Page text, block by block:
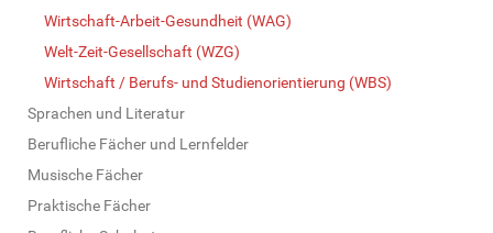
Wirtschaft-Arbeit-Gesundheit (WAG)
Welt-Zeit-Gesellschaft (WZG)
Wirtschaft / Berufs- und Studienorientierung (WBS)
Sprachen und Literatur
Berufliche Fächer und Lernfelder
Musische Fächer
Praktische Fächer